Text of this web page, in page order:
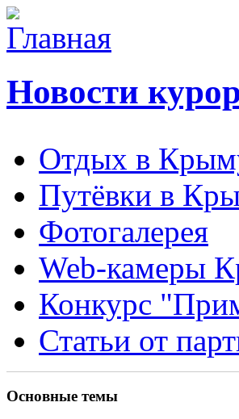
Новости
Отдых в
Путёвки в
Фотогалерея
Web-камеры
Конкурс
Статьи от
Основные темы